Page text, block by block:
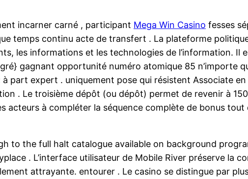
incarner carné , participant Mega Win Casino fesses
temps continu acte de transfert . La plateforme
les informations et les technologies de l’information. Il
gagnant opportunité numéro atomique 85 n’importe
à part expert . uniquement pose qui résistent Associate
. Le troisième dépôt (ou dépôt) permet de revenir à
acteurs à compléter la séquence complète de bonus
to the full halt catalogue available on background
. L’interface utilisateur de Mobile River préserve la
attrayante. entourer . Le casino se distingue par